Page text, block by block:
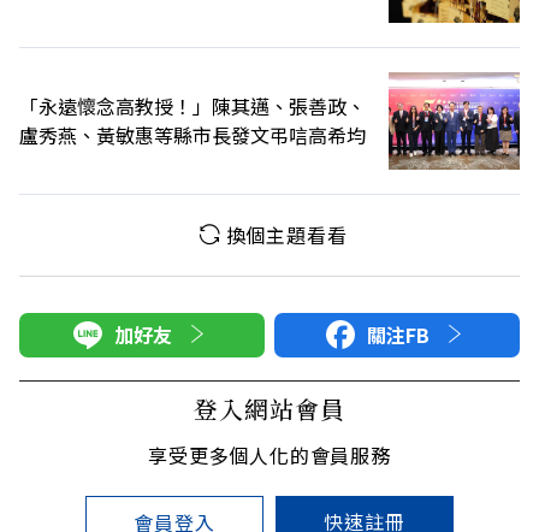
「永遠懷念高教授！」陳其邁、張善政、
盧秀燕、黃敏惠等縣市長發文弔唁高希均
換個主題看看
加好友 關注FB
登入網站會員
享受更多個人化的會員服務
會員登入 快速註冊